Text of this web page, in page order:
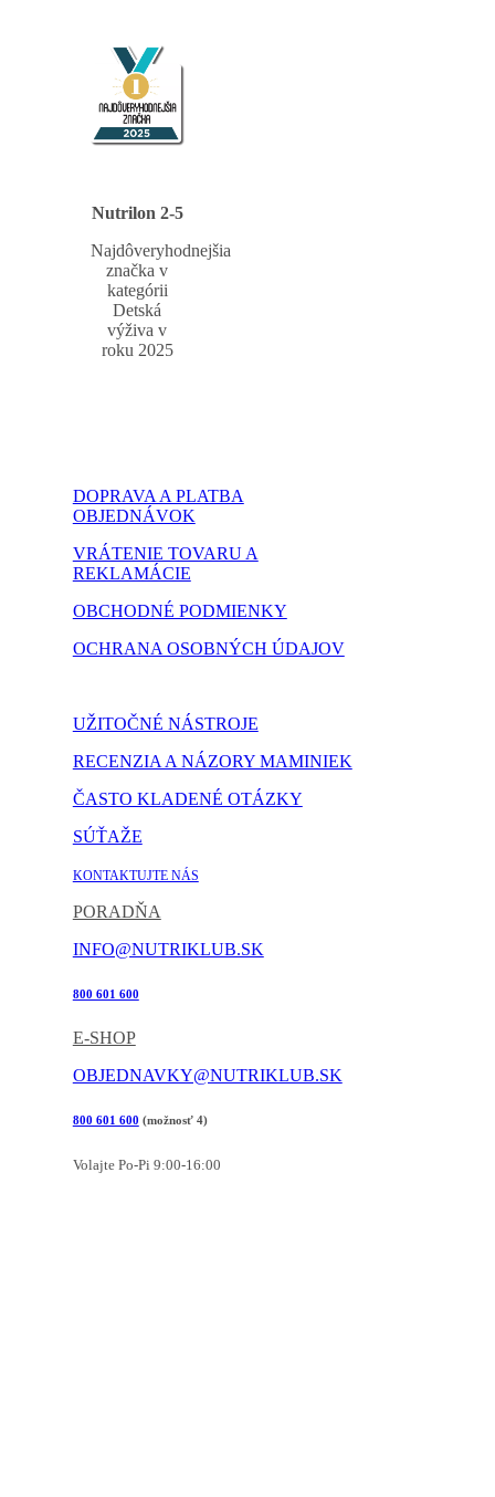
Nutrilon 2-5
Najdôveryhodnejšia
značka v
kategórii
Detská
výživa v
roku 2025
DOPRAVA A PLATBA
OBJEDNÁVOK
VRÁTENIE TOVARU A
REKLAMÁCIE
OBCHODNÉ PODMIENKY
OCHRANA OSOBNÝCH ÚDAJOV
UŽITOČNÉ NÁSTROJE
RECENZIA A NÁZORY MAMINIEK
ČASTO KLADENÉ OTÁZKY
SÚŤAŽE
KONTAKTUJTE NÁS
PORADŇA
INFO@NUTRIKLUB.SK
800 601 600
E-SHOP
OBJEDNAVKY@NUTRIKLUB.SK
800 601 600 (možnosť 4)
Volajte Po-Pi 9:00-16:00